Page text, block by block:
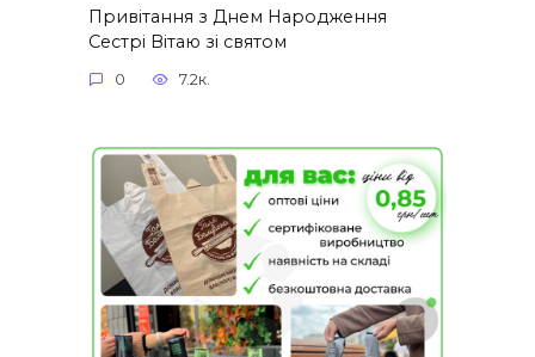
Привітання з Днем Народження
Сестрі Вітаю зі святом
0 7.2к.